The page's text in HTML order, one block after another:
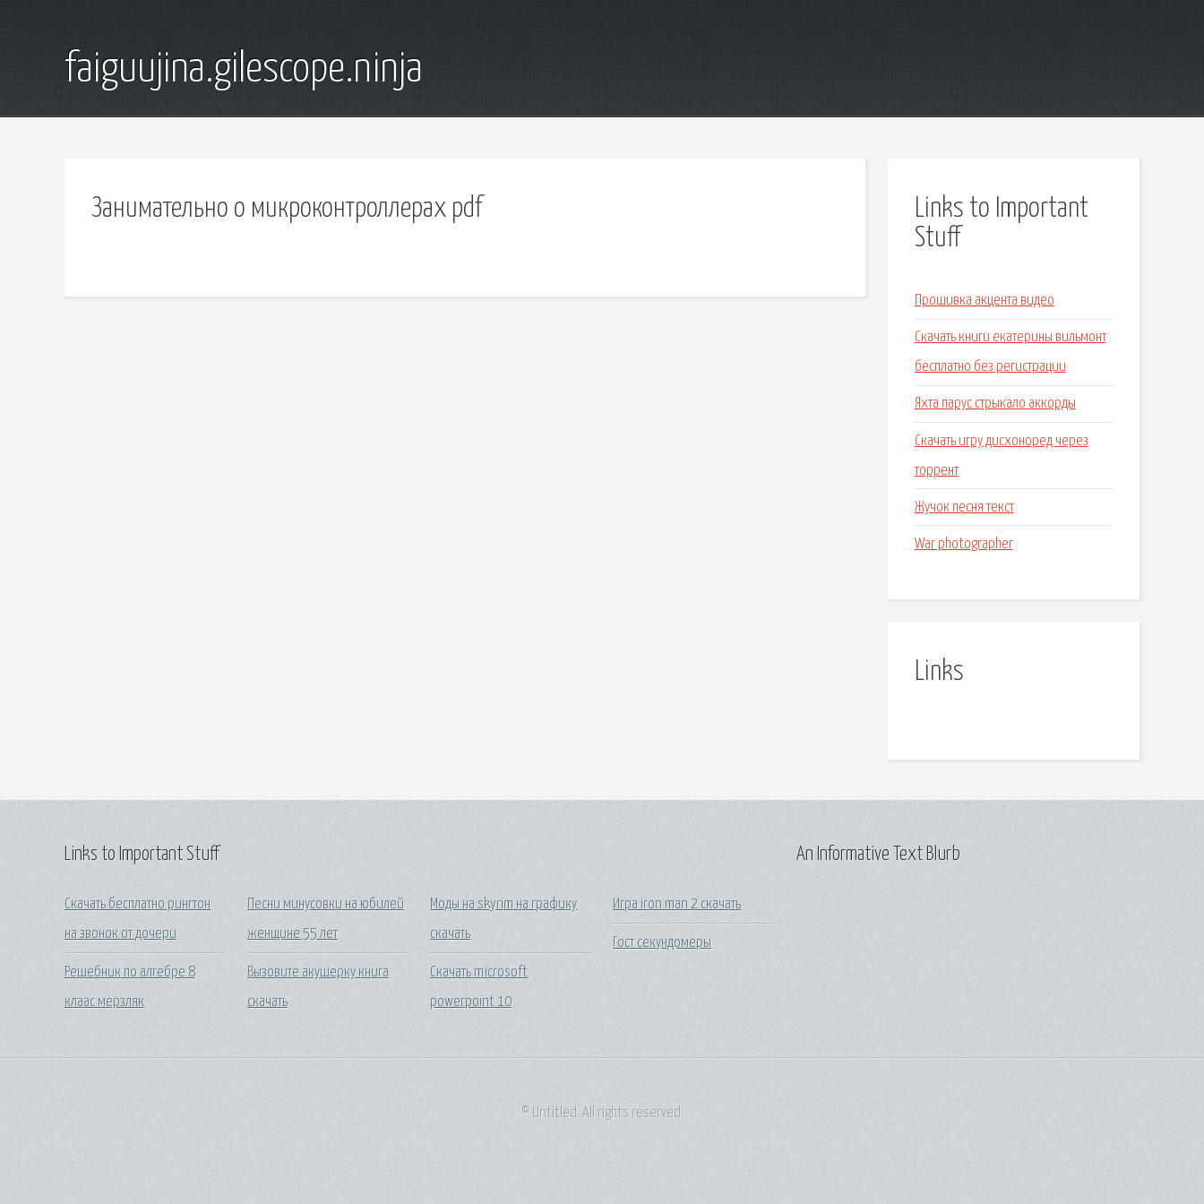
faiguujina.gilescope.ninja
Занимательно о микроконтроллерах pdf
Links to Important
Stuff
Прошивка акцента видео
Скачать книги екатерины вильмонт
бесплатно без регистрации
Яхта парус стрыкало аккорды
Скачать игру дисхоноред через
торрент
Жучок песня текст
War photographer
Links
Links to Important Stuff
Скачать бесплатно рингтон
на звонок от дочери
Решебник по алгебре 8
клаас мерзляк
Песни минусовки на юбилей
женщине 55 лет
Вызовите акушерку книга
скачать
Моды на skyrim на графику
скачать
Скачать microsoft
powerpoint 10
Игра iron man 2 скачать
Гост секундомеры
An Informative Text Blurb
© Untitled. All rights reserved.